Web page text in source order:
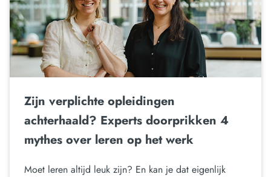
Zijn verplichte opleidingen
achterhaald? Experts doorprikken 4
mythes over leren op het werk
Moet leren altijd leuk zijn? En kan je dat eigenlijk